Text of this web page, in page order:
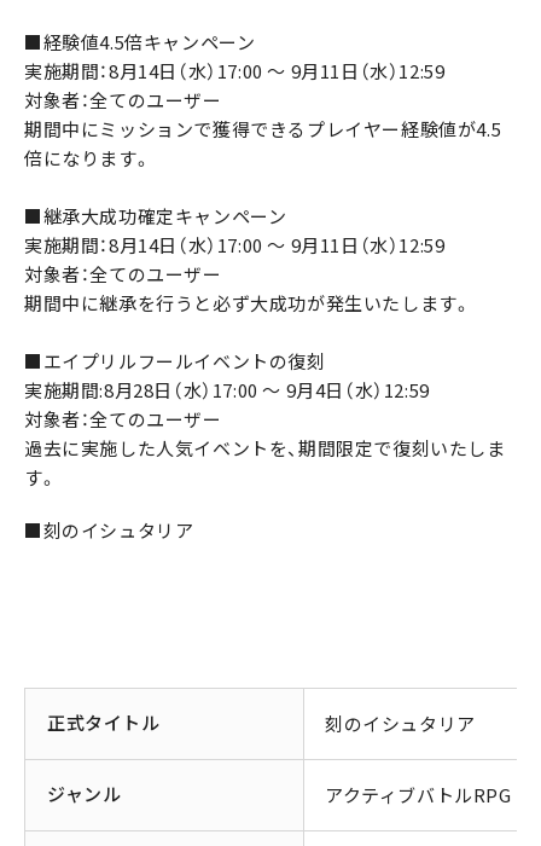
■経験値4.5倍キャンペーン
実施期間：8月14日（水）17:00 ～ 9月11日（水）12:59
対象者：全てのユーザー
期間中にミッションで獲得できるプレイヤー経験値が4.5
倍になります。
■継承大成功確定キャンペーン
実施期間：8月14日（水）17:00 ～ 9月11日（水）12:59
対象者：全てのユーザー
期間中に継承を行うと必ず大成功が発生いたします。
■エイプリルフールイベントの復刻
実施期間:8月28日（水）17:00 ～ 9月4日（水）12:59
対象者：全てのユーザー
過去に実施した人気イベントを、期間限定で復刻いたしま
す。
■刻のイシュタリア
正式タイトル 刻のイシュタリア
ジャンル アクティブバトルRPG